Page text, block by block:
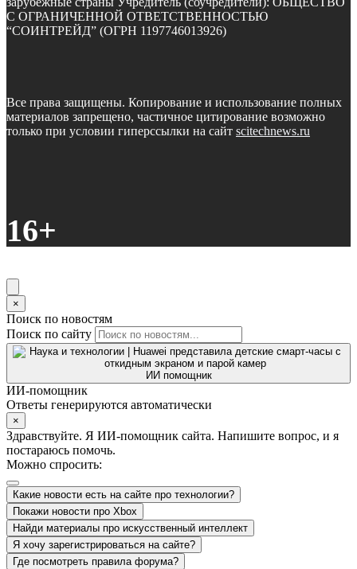
С ОГРАНИЧЕННОЙ ОТВЕТСТВЕННОСТЬЮ
“СОИНТРЕЙД” (ОГРН 1197746013926)
Все права защищены. Копирование и использование полных
материалов запрещено, частичное цитирование возможно
только при условии гиперссылки на сайт scitechnews.ru
16+
×
Поиск по новостям
Поиск по сайту
ИИ помощник
ИИ-помощник
Ответы генерируются автоматически
×
Здравствуйте. Я ИИ-помощник сайта. Напишите вопрос, и я
постараюсь помочь.
Можно спросить:
Какие новости есть на сайте про технологии?
Покажи новости про Xbox
Найди материалы про искусственный интеллект
Я хочу зарегистрироваться на сайте?
Где посмотреть правила форума?